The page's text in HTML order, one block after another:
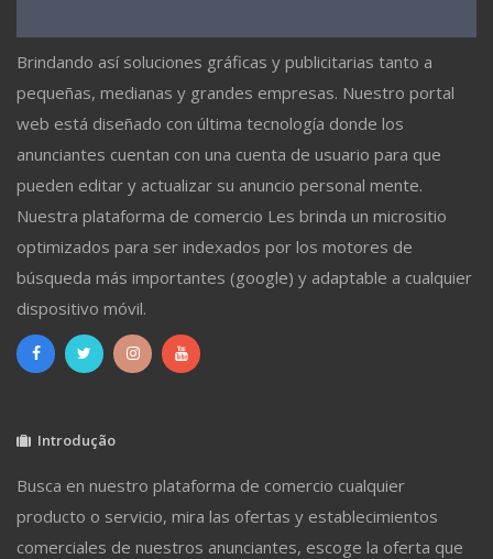
Brindando así soluciones gráficas y publicitarias tanto a
pequeñas, medianas y grandes empresas. Nuestro portal
web está diseñado con última tecnología donde los
anunciantes cuentan con una cuenta de usuario para que
pueden editar y actualizar su anuncio personal mente.
Nuestra plataforma de comercio Les brinda un micrositio
optimizados para ser indexados por los motores de
búsqueda más importantes (google) y adaptable a cualquier
dispositivo móvil.
Introdução
Busca en nuestro plataforma de comercio cualquier
producto o servicio, mira las ofertas y establecimientos
comerciales de nuestros anunciantes, escoge la oferta que